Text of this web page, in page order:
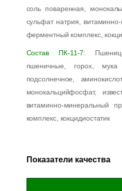
соль поваренная,
сульфат натрия,
ферментный комплекс,
Состав ПК-11-7:
пшеничные, горох, мука
подсолнечное,
монокальцийфосфат,
витаминно-минеральный
комплекс, кокцидиостатик
Показатели качества